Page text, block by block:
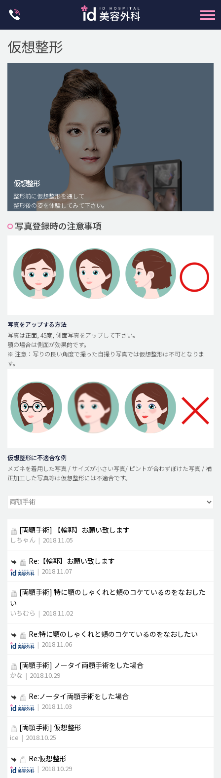
脂肪注入(アンチエイジング)
豊胸手術・バストアップ
プチ整形
メンズ整形
idリアルストーリー
idニュース
安全整形
料金一覧
ご相談のお問い合わせ
仮想整形
仮想整形
整形前に仮想整形を通して
整形後の姿を体験してみて下さい。
写真登録時の注意事項
写真をアップする方法
写真は正面, 45度, 側面写真をアップして下さい。
顎の場合は側面が効果的です。
※ 注意：写りの良い角度で撮った自撮り写真では仮想整形は不可となりま
す。
仮想整形に不適合な例
メガネを着用した写真 / サイズが小さい写真/ ピントが合わずぼけた写真 / 補
正加工した写真等は仮想整形には不適合です。
[両顎手術] 【輪郭】お願い致します
しちゃん | 2018.11.05
Re:【輪郭】お願い致します
| 2018.11.07
[両顎手術] 特に顎のしゃくれと頬のコケているのをなおした
い
いちむら | 2018.11.02
Re:特に顎のしゃくれと頬のコケているのをなおしたい
| 2018.11.06
[両顎手術] ノータイ両顎手術をした場合
かな | 2018.10.29
Re:ノータイ両顎手術をした場合
| 2018.11.03
[両顎手術] 仮想整形
ice | 2018.10.25
Re:仮想整形
| 2018.10.29